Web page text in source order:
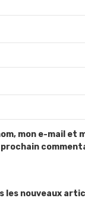
mon e-mail et
les nouveaux